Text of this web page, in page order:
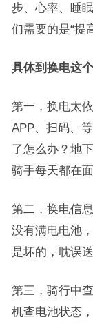
步、心率、睡
们需要的是“提
具体到换电这
第一，换电太
APP、扫码、
了怎么办？地
骑手每天都在
第二，换电信
没有满电电池
是坏的，耽误送
第三，骑行中
机查电池状态